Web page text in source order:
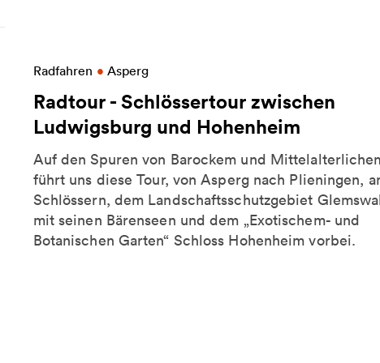
Radfahren • Asperg
Radtour - Schlössertour zwischen
Ludwigsburg und Hohenheim
Auf den Spuren von Barockem und
führt uns diese Tour, von Asperg nach Plieningen,
Schlössern, dem Landschaftsschutzgebiet
mit seinen Bärenseen und dem „Exotischem- und
Botanischen Garten“ Schloss Hohenheim vorbei.
Weitere Informationen zu Radtour -